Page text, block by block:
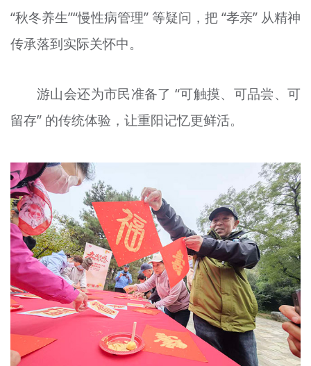
“秋冬养生”“慢性病管理”等疑问，把 “孝亲” 从精神
传承落到实际关怀中。
游山会还为市民准备了 “可触摸、可品尝、可
留存” 的传统体验， 让重阳记忆更鲜活。